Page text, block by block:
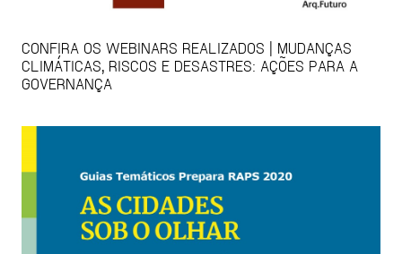
CONFIRA OS WEBINARS REALIZADOS | MUDANÇAS
CLIMÁTICAS, RISCOS E DESASTRES: AÇÕES PARA A
GOVERNANÇA